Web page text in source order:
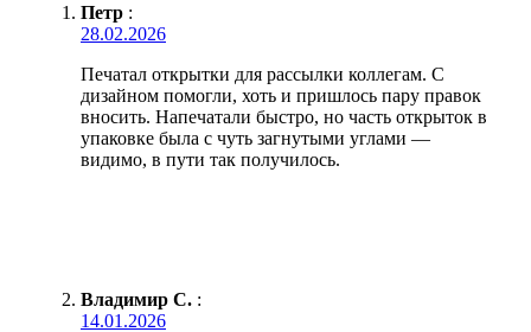
Петр :
28.02.2026
Печатал открытки для рассылки коллегам. С
дизайном помогли, хоть и пришлось пару правок
вносить. Напечатали быстро, но часть открыток в
упаковке была с чуть загнутыми углами —
видимо, в пути так получилось.
Владимир С. :
14.01.2026